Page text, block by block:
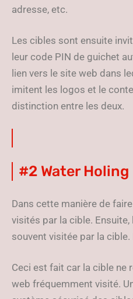
adresse, etc.
Les cibles sont ensuite
leur code PIN de guichet
lien vers le site web dans
imitent les logos et le
distinction entre les deux.
#2 Water Holing
Dans cette manière de
visités par la cible.
souvent visitée par la
Ceci est fait car la cible ne
web fréquemment visité.